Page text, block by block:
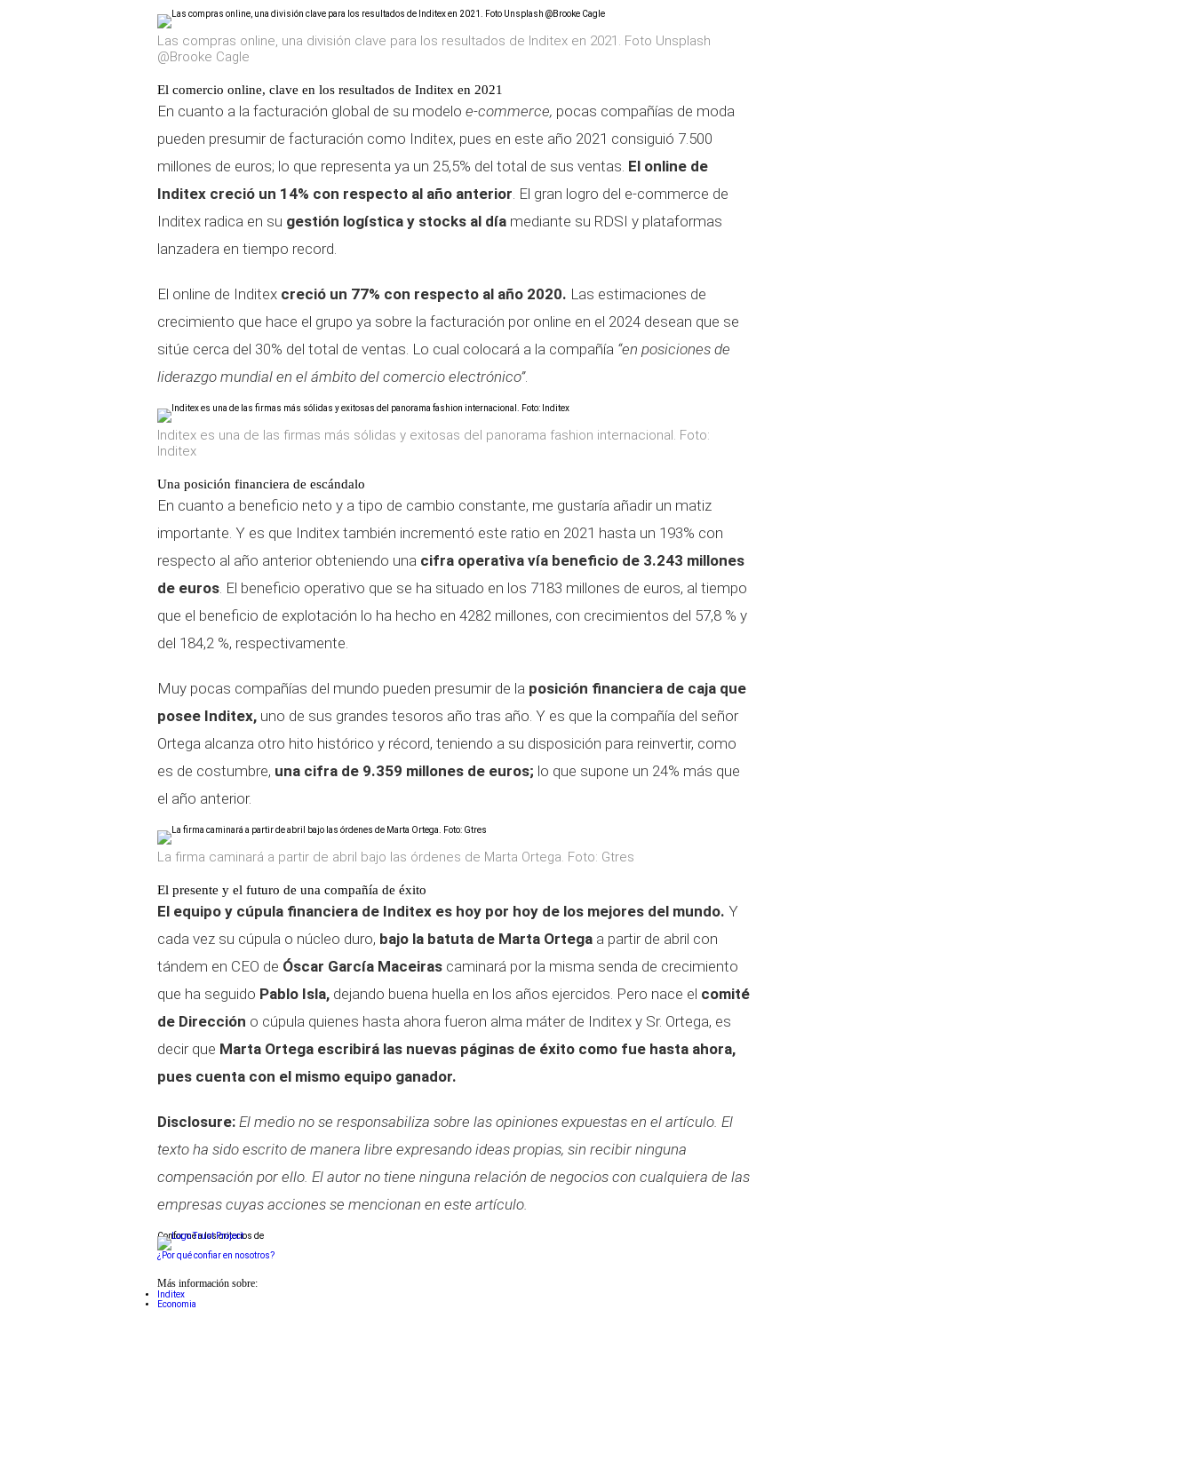
Las compras online, una división clave para los resultados de Inditex en 2021. Foto Unsplash
@Brooke Cagle
El comercio online, clave en los resultados de Inditex en 2021
En cuanto a la facturación global de su modelo e-commerce, pocas compañías de moda
pueden presumir de facturación como Inditex, pues en este año 2021 consiguió 7.500
millones de euros; lo que representa ya un 25,5% del total de sus ventas. El online de
Inditex creció un 14% con respecto al año anterior. El gran logro del e-commerce de
Inditex radica en su gestión logística y stocks al día mediante su RDSI y plataformas
lanzadera en tiempo record.
El online de Inditex creció un 77% con respecto al año 2020. Las estimaciones de
crecimiento que hace el grupo ya sobre la facturación por online en el 2024 desean que se
sitúe cerca del 30% del total de ventas. Lo cual colocará a la compañía “en posiciones de
liderazgo mundial en el ámbito del comercio electrónico”.
Inditex es una de las firmas más sólidas y exitosas del panorama fashion internacional. Foto:
Inditex
Una posición financiera de escándalo
En cuanto a beneficio neto y a tipo de cambio constante, me gustaría añadir un matiz
importante. Y es que Inditex también incrementó este ratio en 2021 hasta un 193% con
respecto al año anterior obteniendo una cifra operativa vía beneficio de 3.243 millones
de euros. El beneficio operativo que se ha situado en los 7183 millones de euros, al tiempo
que el beneficio de explotación lo ha hecho en 4282 millones, con crecimientos del 57,8 % y
del 184,2 %, respectivamente.
Muy pocas compañías del mundo pueden presumir de la posición financiera de caja que
posee Inditex, uno de sus grandes tesoros año tras año. Y es que la compañía del señor
Ortega alcanza otro hito histórico y récord, teniendo a su disposición para reinvertir, como
es de costumbre, una cifra de 9.359 millones de euros; lo que supone un 24% más que
el año anterior.
La firma caminará a partir de abril bajo las órdenes de Marta Ortega. Foto: Gtres
El presente y el futuro de una compañía de éxito
El equipo y cúpula financiera de Inditex es hoy por hoy de los mejores del mundo. Y
cada vez su cúpula o núcleo duro, bajo la batuta de Marta Ortega a partir de abril con
tándem en CEO de Óscar García Maceiras caminará por la misma senda de crecimiento
que ha seguido Pablo Isla, dejando buena huella en los años ejercidos. Pero nace el comité
de Dirección o cúpula quienes hasta ahora fueron alma máter de Inditex y Sr. Ortega, es
decir que Marta Ortega escribirá las nuevas páginas de éxito como fue hasta ahora,
pues cuenta con el mismo equipo ganador.
Disclosure: El medio no se responsabiliza sobre las opiniones expuestas en el artículo. El
texto ha sido escrito de manera libre expresando ideas propias, sin recibir ninguna
compensación por ello. El autor no tiene ninguna relación de negocios con cualquiera de las
empresas cuyas acciones se mencionan en este artículo.
Conforme a los criterios de
¿Por qué confiar en nosotros?
Más información sobre:
Inditex
Economia